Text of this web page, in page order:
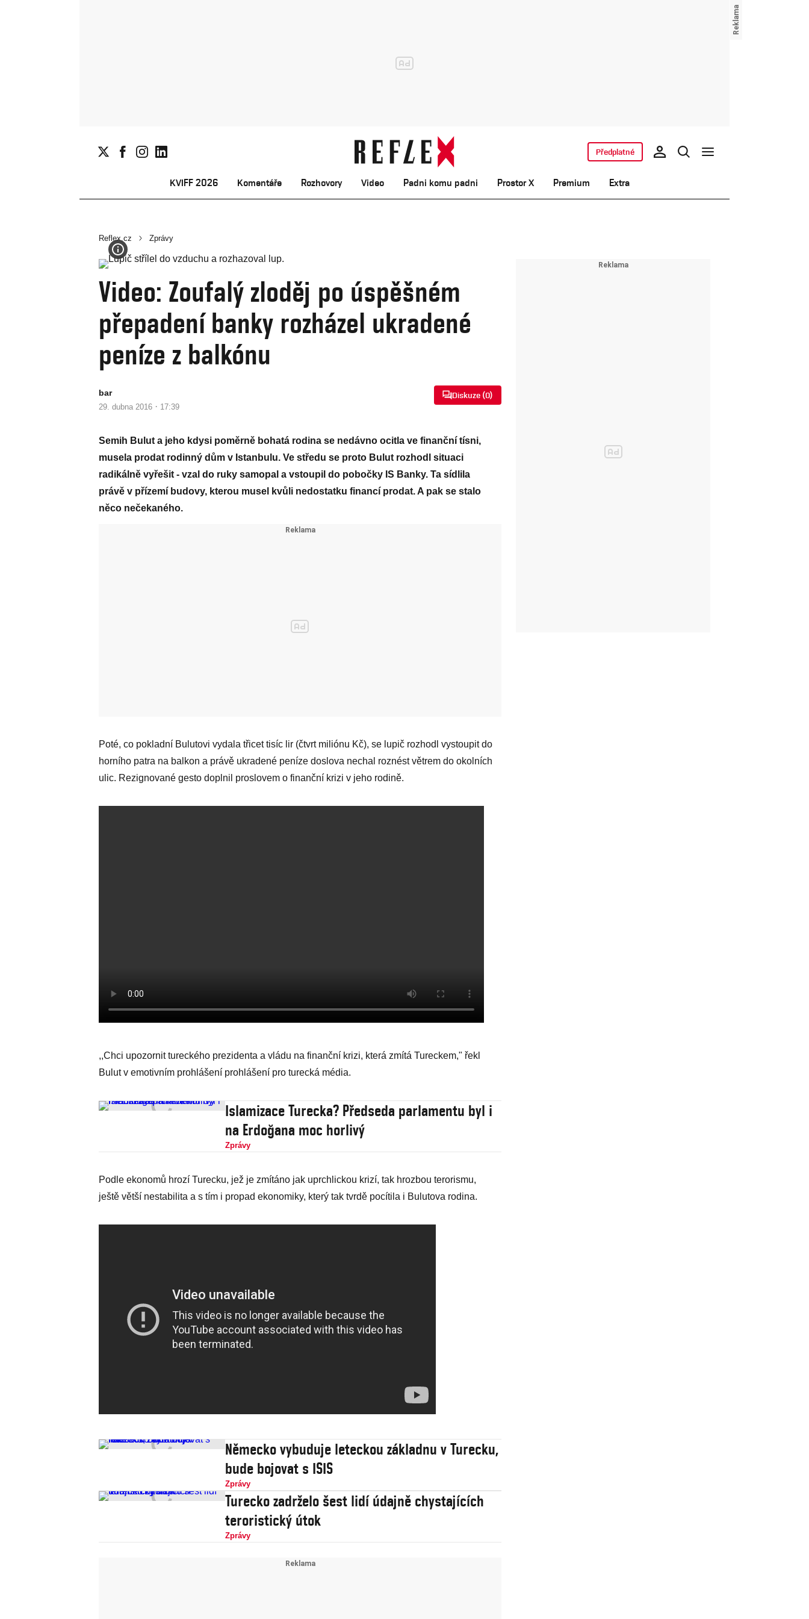
KVIFF 2026 Komentáře Rozhovory Video Padni komu padni Prostor X Premium Extra
Předplatné
Reflex.cz Zprávy
Video: Zoufalý zloděj po úspěšném
přepadení banky rozházel ukradené
peníze z balkónu
bar
29. dubna 2016 · 17:39
Diskuze (0)
Semih Bulut a jeho kdysi poměrně bohatá rodina se nedávno ocitla ve finanční tísni,
musela prodat rodinný dům v Istanbulu. Ve středu se proto Bulut rozhodl situaci
radikálně vyřešit - vzal do ruky samopal a vstoupil do pobočky IS Banky. Ta sídlila
právě v přízemí budovy, kterou musel kvůli nedostatku financí prodat. A pak se stalo
něco nečekaného.
Poté, co pokladní Bulutovi vydala třicet tisíc lir (čtvrt miliónu Kč), se lupič rozhodl vystoupit do
horního patra na balkon a právě ukradené peníze doslova nechal roznést větrem do okolních
ulic. Rezignované gesto doplnil proslovem o finanční krizi v jeho rodině.
,,Chci upozornit tureckého prezidenta a vládu na finanční krizi, která zmítá Tureckem," řekl
Bulut v emotivním prohlášení prohlášení pro turecká média.
Islamizace Turecka? Předseda parlamentu byl i
na Erdoğana moc horlivý
Zprávy
Podle ekonomů hrozí Turecku, jež je zmítáno jak uprchlickou krizí, tak hrozbou terorismu,
ještě větší nestabilita a s tím i propad ekonomiky, který tak tvrdě pocítila i Bulutova rodina.
Německo vybuduje leteckou základnu v Turecku,
bude bojovat s ISIS
Zprávy
Turecko zadrželo šest lidí údajně chystajících
teroristický útok
Zprávy